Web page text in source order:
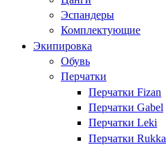
Эспандеры
Комплектующие
Экипировка
Обувь
Перчатки
Перчатки Fizan
Перчатки Gabel
Перчатки Leki
Перчатки Rukka